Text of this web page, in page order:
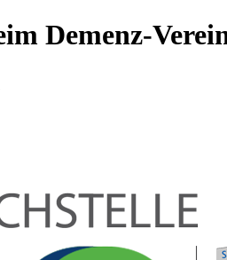
Demenz-